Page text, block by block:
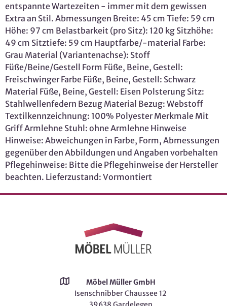
entspannte Wartezeiten - immer mit dem gewissen
Extra an Stil. Abmessungen Breite: 45 cm Tiefe: 59 cm
Höhe: 97 cm Belastbarkeit (pro Sitz): 120 kg Sitzhöhe:
49 cm Sitztiefe: 59 cm Hauptfarbe/-material Farbe:
Grau Material (Variantenachse): Stoff
Füße/Beine/Gestell Form Füße, Beine, Gestell:
Freischwinger Farbe Füße, Beine, Gestell: Schwarz
Material Füße, Beine, Gestell: Eisen Polsterung Sitz:
Stahlwellenfedern Bezug Material Bezug: Webstoff
Textilkennzeichnung: 100% Polyester Merkmale Mit
Griff Armlehne Stuhl: ohne Armlehne Hinweise
Hinweise: Abweichungen in Farbe, Form, Abmessungen
gegenüber den Abbildungen und Angaben vorbehalten
Pflegehinweise: Bitte die Pflegehinweise der Hersteller
beachten. Lieferzustand: Vormontiert
Möbel Müller GmbH
Isenschnibber Chaussee 12